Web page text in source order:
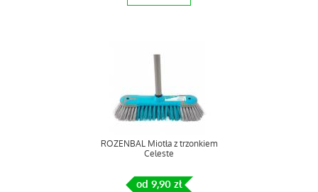
ROZENBAL Miotła z trzonkiem
Celeste
od 9,90 zł